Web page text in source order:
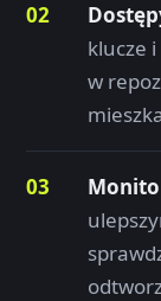
klucze
w